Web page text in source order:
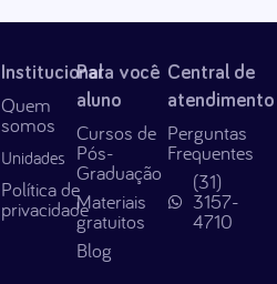
Institucional
Quem
somos
Unidades
Política de
privacidade
Para você
aluno
Cursos de
Pós-
Graduação
Materiais
gratuitos
Blog
Central de
atendimento
Perguntas
Frequentes
(31)
3157-
4710